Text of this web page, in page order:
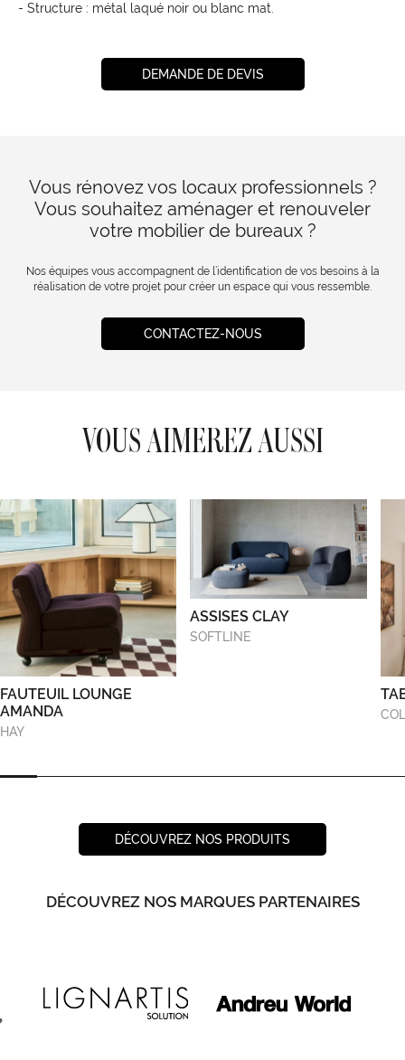
- Structure : métal laqué noir ou blanc mat.
DEMANDE DE DEVIS
Vous rénovez vos locaux professionnels ?
Vous souhaitez aménager et renouveler
votre mobilier de bureaux ?
Nos équipes vous accompagnent de l’identification de vos besoins à la
réalisation de votre projet pour créer un espace qui vous ressemble.
CONTACTEZ-NOUS
VOUS AIMEREZ AUSSI
FAUTEUIL LOUNGE
AMANDA
HAY
ASSISES CLAY
SOFTLINE
DÉCOUVREZ NOS PRODUITS
DÉCOUVREZ NOS MARQUES PARTENAIRES